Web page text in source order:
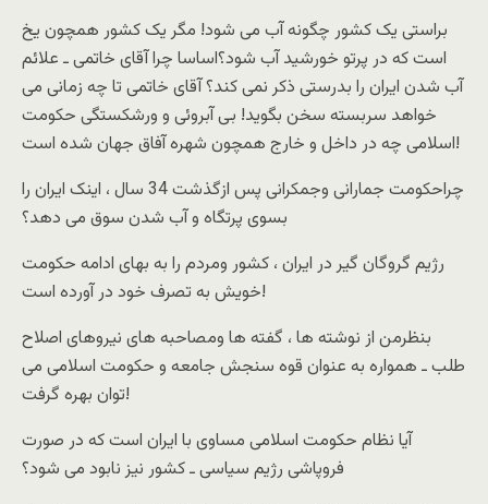
براستی یک کشور چگونه آب می شود! مگر یک کشور همچون یخ
است که در پرتو خورشید آب شود؟اساسا چرا آقای خاتمی ـ علائم
آب شدن ایران را بدرستی ذکر نمی کند؟ آقای خاتمی تا چه زمانی می
خواهد سربسته سخن بگوید! بی آبروئی و ورشکستگی حکومت
اسلامی چه در داخل و خارج همچون شهره آفاق جهان شده است!
چراحکومت جمارانی وجمکرانی پس ازگذشت 34 سال ، اینک ایران را
بسوی پرتگاه و آب شدن سوق می دهد؟
رژیم گروگان گیر در ایران ، کشور ومردم را به بهای ادامه حکومت
خویش به تصرف خود در آورده است!
بنظرمن از نوشته ها ، گفته ها ومصاحبه های نیروهای اصلاح
طلب ـ همواره به عنوان قوه سنجش جامعه و حکومت اسلامی می
توان بهره گرفت!
آیا نظام حکومت اسلامی مساوی با ایران است که در صورت
فروپاشی رژیم سیاسی ـ کشور نیز نابود می شود؟